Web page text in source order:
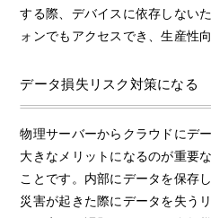
する際、デバイスに依存しない
ォンでもアクセスでき、生産性
データ損失リスク対策になる
物理サーバーからクラウドにデ
大きなメリットになるのが重要
ことです。内部にデータを保存
災害が起きた際にデータを失う